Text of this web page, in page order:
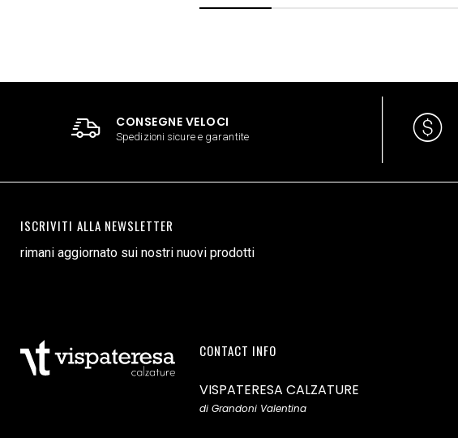
CONSEGNE VELOCI
Spedizioni sicure e garantite
ISCRIVITI ALLA NEWSLETTER
rimani aggiornato sui nostri nuovi prodotti
CONTACT INFO
VISPATERESA CALZATURE
di Grandoni Valentina